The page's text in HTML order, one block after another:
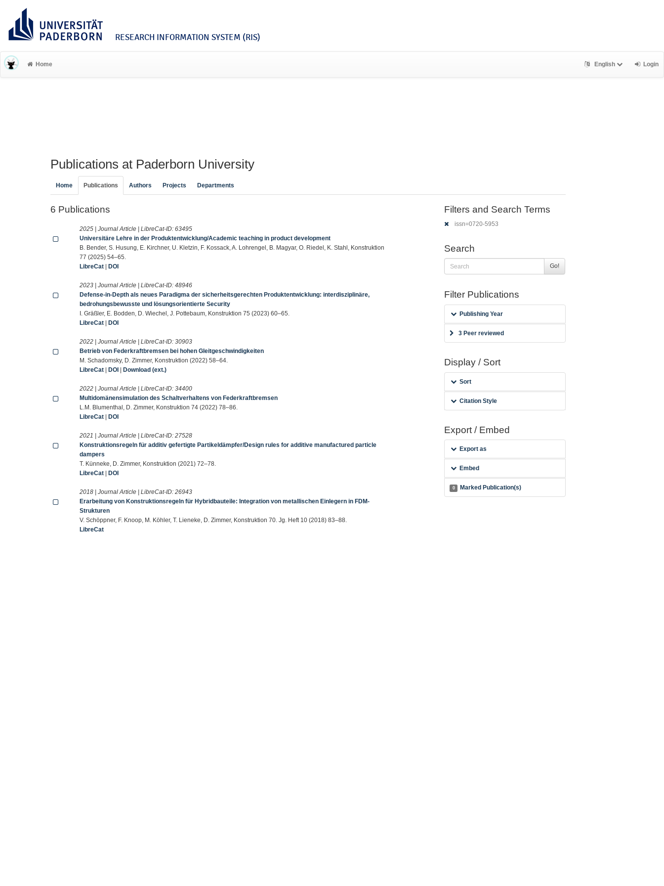
RESEARCH INFORMATION SYSTEM (RIS)
Home English Login
Publications at Paderborn University
Home Publications Authors Projects Departments
6 Publications
2025 | Journal Article | LibreCat-ID:63495
Universitäre Lehre in der Produktentwicklung/Academic teaching in product development
B. Bender, S. Husung, E. Kirchner, U. Kletzin, F. Kossack, A. Lohrengel, B. Magyar, O. Riedel, K. Stahl, Konstruktion
77 (2025) 54–65.
LibreCat |DOI
2023 | Journal Article | LibreCat-ID:48946
Defense-in-Depth als neues Paradigma der sicherheitsgerechten Produktentwicklung: interdisziplinäre,
bedrohungsbewusste und lösungsorientierte Security
I. Gräßler, E. Bodden, D. Wiechel, J. Pottebaum, Konstruktion 75 (2023) 60–65.
LibreCat |DOI
2022 | Journal Article | LibreCat-ID:30903
Betrieb von Federkraftbremsen bei hohen Gleitgeschwindigkeiten
M. Schadomsky, D. Zimmer, Konstruktion (2022) 58–64.
LibreCat |DOI |Download (ext.)
2022 | Journal Article | LibreCat-ID:34400
Multidomänensimulation des Schaltverhaltens von Federkraftbremsen
L.M. Blumenthal, D. Zimmer, Konstruktion 74 (2022) 78–86.
LibreCat |DOI
2021 | Journal Article | LibreCat-ID:27528
Konstruktionsregeln für additiv gefertigte Partikeldämpfer/Design rules for additive manufactured particle
dampers
T. Künneke, D. Zimmer, Konstruktion (2021) 72–78.
LibreCat |DOI
2018 | Journal Article | LibreCat-ID:26943
Erarbeitung von Konstruktionsregeln für Hybridbauteile: Integration von metallischen Einlegern in FDM-
Strukturen
V. Schöppner, F. Knoop, M. Köhler, T. Lieneke, D. Zimmer, Konstruktion 70. Jg. Heft 10 (2018) 83–88.
LibreCat
Filters and Search Terms
issn=0720-5953
Search
Go!
Filter Publications
Publishing Year
3 Peer reviewed
Display / Sort
Sort
Citation Style
Export / Embed
Export as
Embed
0 Marked Publication(s)